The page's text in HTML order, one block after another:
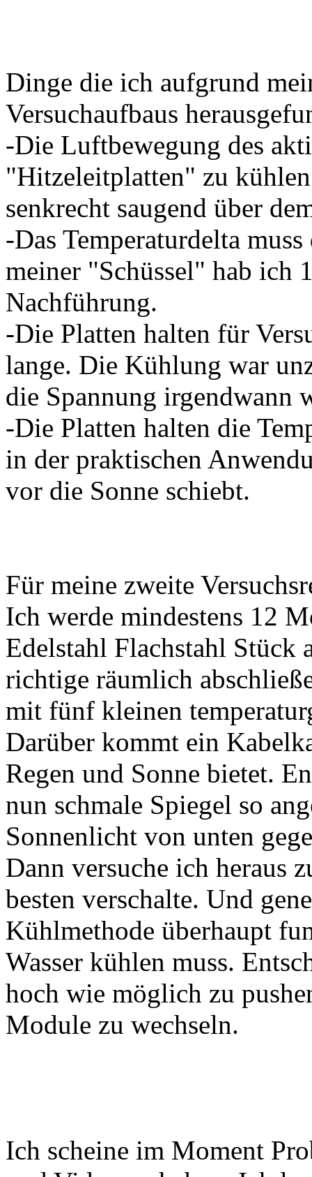
Dinge die ich aufgrund
Versuchaufbaus
-Die Luftbewegung des
"Hitzeleitplatten" zu
senkrecht saugend über
-Das Temperaturdelta
meiner "Schüssel" hab ich
Nachführung.
-Die Platten halten für
lange. Die Kühlung war
die Spannung irgendwann
-Die Platten halten die
in der praktischen
vor die Sonne schiebt.
Für meine zweite
Ich werde mindestens 12
Edelstahl Flachstahl Stück
richtige räumlich
mit fünf kleinen
Darüber kommt ein
Regen und Sonne bietet.
nun schmale Spiegel so
Sonnenlicht von unten
Dann versuche ich heraus
besten verschalte. Und
Kühlmethode überhaupt
Wasser kühlen muss.
hoch wie möglich zu
Module zu wechseln.
Ich scheine im Moment